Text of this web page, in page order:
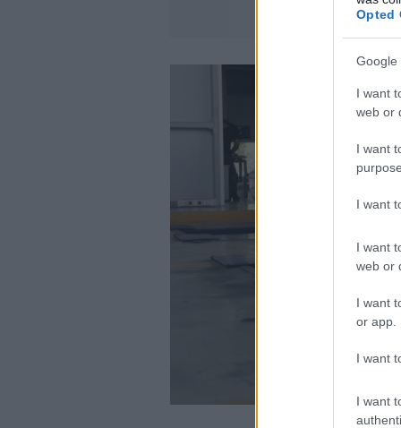
Opted
Google
I want
web or
I want
I want
I want
web or
I want
or app.
I want
I want